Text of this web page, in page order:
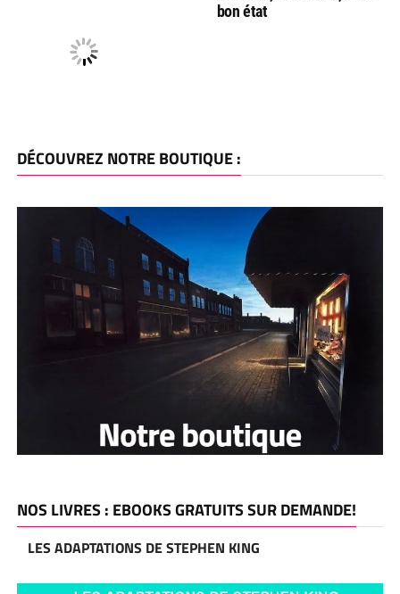
bon état
DÉCOUVREZ NOTRE BOUTIQUE :
NOS LIVRES : EBOOKS GRATUITS SUR DEMANDE!
LES ADAPTATIONS DE STEPHEN KING